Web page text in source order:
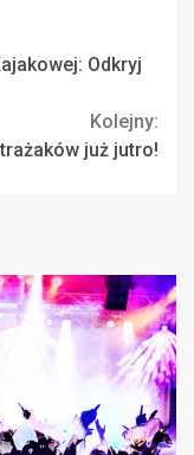
Odkryj
Kolejny:
już jutro!